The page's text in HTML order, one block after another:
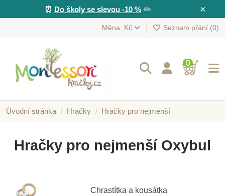
×
⏰ Do školy se slevou -10 %✏️
Měna: Kč Seznam přání (0)
0
Úvodní stránka Hračky Hračky pro nejmenší
Hračky pro nejmenší Oxybul
Chrastítka a kousátka